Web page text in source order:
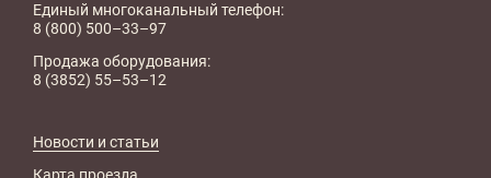
Единый многоканальный телефон:
8 (800) 500–33–97
Продажа оборудования:
8 (3852) 55–53–12
Новости и статьи